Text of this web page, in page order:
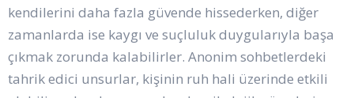
kendilerini daha fazla güvende hissederken, diğer
zamanlarda ise kaygı ve suçluluk duygularıyla başa
çıkmak zorunda kalabilirler. Anonim sohbetlerdeki
tahrik edici unsurlar, kişinin ruh hali üzerinde etkili